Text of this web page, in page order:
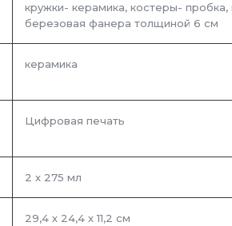
кружки- керамика, костеры- пробка,
березовая фанера толщиной 6 см
керамика
Цифровая печать
2 х 275 мл
29,4 х 24,4 х 11,2 см